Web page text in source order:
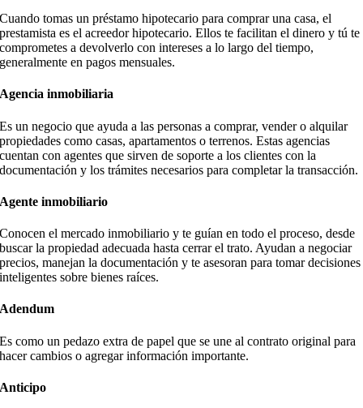
Cuando tomas un préstamo hipotecario para comprar una casa, el
prestamista es el acreedor hipotecario. Ellos te facilitan el dinero y tú te
comprometes a devolverlo con intereses a lo largo del tiempo,
generalmente en pagos mensuales.
Agencia inmobiliaria
Es un negocio que ayuda a las personas a comprar, vender o alquilar
propiedades como casas, apartamentos o terrenos. Estas agencias
cuentan con agentes que sirven de soporte a los clientes con la
documentación y los trámites necesarios para completar la transacción.
Agente inmobiliario
Conocen el mercado inmobiliario y te guían en todo el proceso, desde
buscar la propiedad adecuada hasta cerrar el trato. Ayudan a negociar
precios, manejan la documentación y te asesoran para tomar decisiones
inteligentes sobre bienes raíces.
Adendum
Es como un pedazo extra de papel que se une al contrato original para
hacer cambios o agregar información importante.
Anticipo